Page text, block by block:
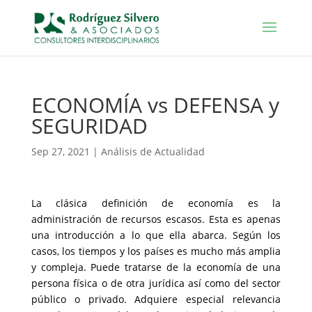
ECONOMÍA vs DEFENSA y
SEGURIDAD
Sep 27, 2021 | Análisis de Actualidad
La clásica definición de economía es la
administración de recursos escasos. Esta es apenas
una introducción a lo que ella abarca. Según los
casos, los tiempos y los países es mucho más amplia
y compleja. Puede tratarse de la economía de una
persona física o de otra jurídica así como del sector
público o privado. Adquiere especial relevancia